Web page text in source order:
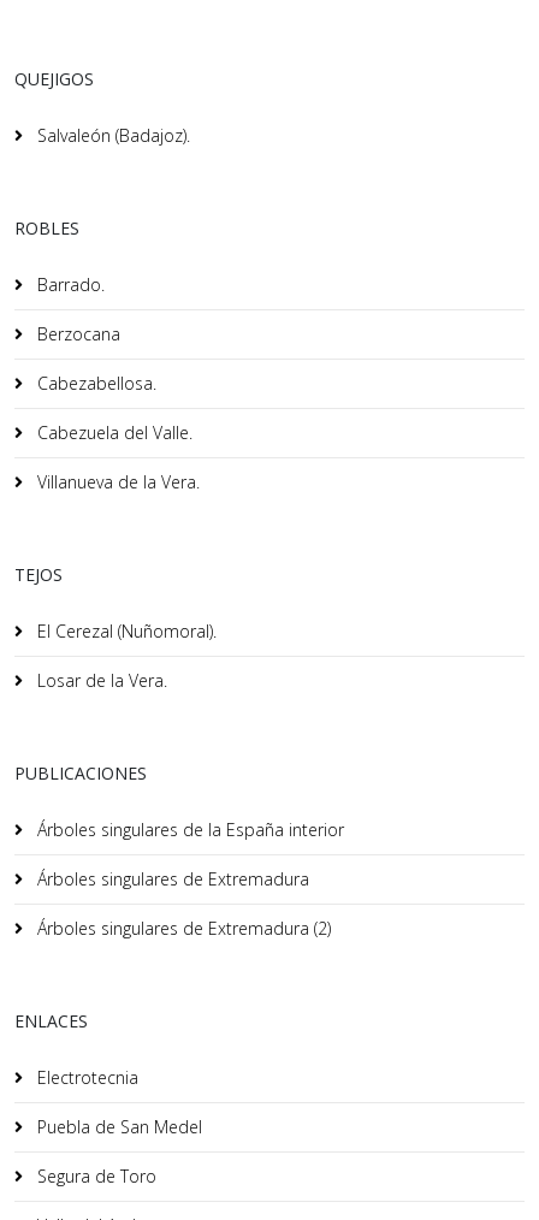
QUEJIGOS
Salvaleón (Badajoz).
ROBLES
Barrado.
Berzocana
Cabezabellosa.
Cabezuela del Valle.
Villanueva de la Vera.
TEJOS
El Cerezal (Nuñomoral).
Losar de la Vera.
PUBLICACIONES
Árboles singulares de la España interior
Árboles singulares de Extremadura
Árboles singulares de Extremadura (2)
ENLACES
Electrotecnia
Puebla de San Medel
Segura de Toro